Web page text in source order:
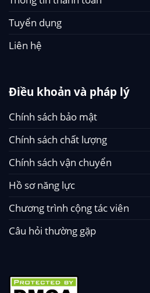
Tuyển dụng
Liên hệ
Điều khoản và pháp lý
Chính sách bảo mật
Chính sách chất lượng
Chính sách vận chuyển
Hồ sơ năng lực
Chương trình cộng tác viên
Câu hỏi thường gặp